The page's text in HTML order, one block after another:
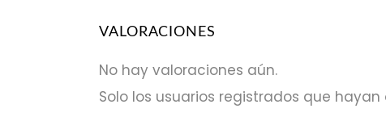
VALORACIONES
No hay valoraciones aún.
Solo los usuarios registrados que